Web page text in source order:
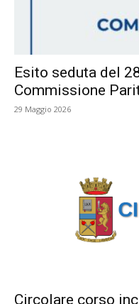
Esito seduta del
Commissione
29 Maggio 2026
Circolare corso